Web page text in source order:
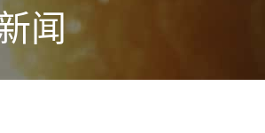
闻